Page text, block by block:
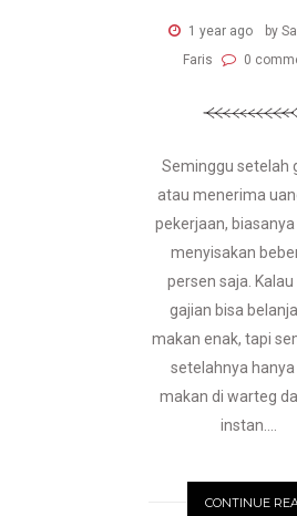
1 year ago
by
Faris
0
Seminggu setelah
atau menerima
pekerjaan,
menyisakan
persen saja. Kalau
gajian bisa
makan enak, tapi
setelahnya hanya
makan di warteg
instan....
CONTINUE